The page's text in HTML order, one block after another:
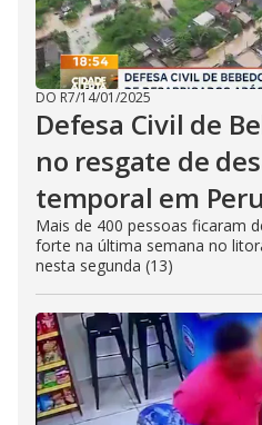
DO R7/14/01/2025
Defesa Civil de
no resgate de
temporal em
Mais de 400 pessoas ficaram
forte na última semana no
nesta segunda (13)